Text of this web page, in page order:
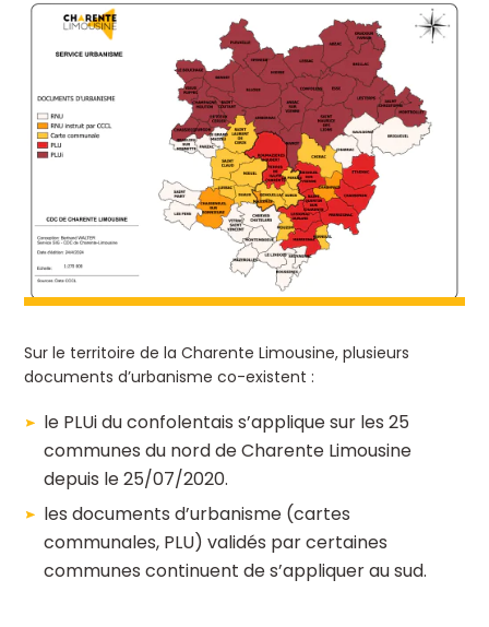
Sur le territoire de la Charente Limousine, plusieurs
documents d’urbanisme co-existent :
le PLUi du confolentais s’applique sur les 25
communes du nord de Charente Limousine
depuis le 25/07/2020.
les documents d’urbanisme (cartes
communales, PLU) validés par certaines
communes continuent de s’appliquer au sud.